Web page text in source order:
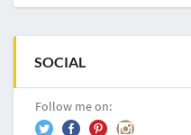
SOCIAL
Follow me on: